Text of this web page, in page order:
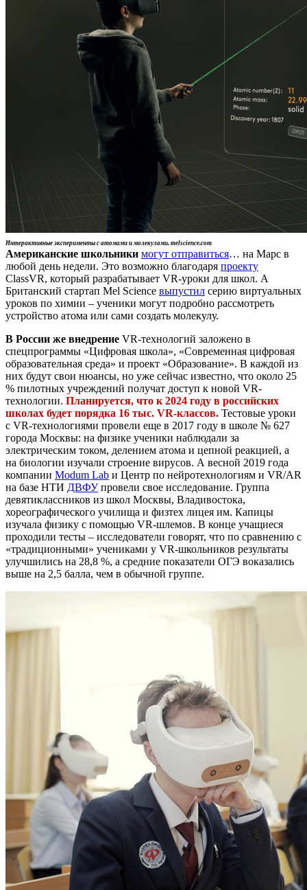
Интерактивные эксперименты с атомами и молекулами. melscience.com
Американские школьники могут отправиться… на Марс в
любой день недели. Это возможно благодаря проекту
ClassVR, который разрабатывает VR-уроки для школ. А
Британский стартап Mel Science выпустил серию виртуальных
уроков по химии – ученики могут подробно рассмотреть
устройство атома или сами создать молекулу.
В России же внедрение VR-технологий заложено в
спецпрограммы «Цифровая школа», «Современная цифровая
образовательная среда» и проект «Образование». В каждой из
них будут свои нюансы, но уже сейчас известно, что около 25
% пилотных учреждений получат доступ к новой VR-
технологии. Планируется, что к 2024 году в российских
школах будет порядка 16 тыс. VR-классов. Тестовые уроки
с VR-технологиями провели еще в 2017 году в школе № 627
города Москвы: на физике ученики наблюдали за
электрическим током, делением атома и цепной реакцией, а
на биологии изучали строение вирусов. А весной 2019 года
компании Modum Lab и Центр по нейротехнологиям и VR/AR
на базе НТИ ДВФУпровели свое исследование. Группа
девятиклассников из школ Москвы, Владивостока,
хореографического училища и физтех лицея им. Капицы
изучала физику с помощью VR-шлемов. В конце учащиеся
проходили тесты – исследователи говорят, что по сравнению с
«традиционными» учениками у VR-школьников результаты
улучшились на 28,8 %, а средние показатели ОГЭ воказались
выше на 2,5 балла, чем в обычной группе.